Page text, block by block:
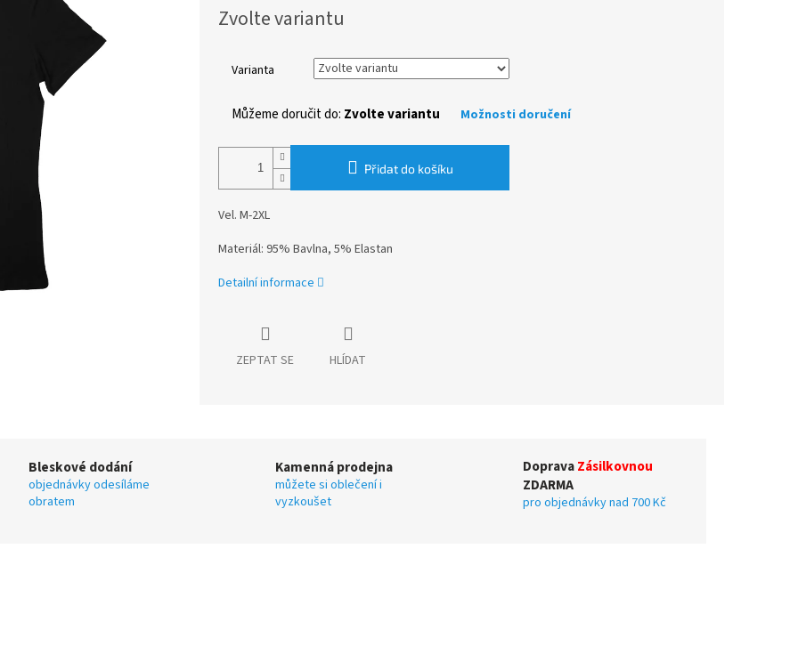
cena:
Zvolte variantu
Varianta
Můžeme doručit do: Zvolte variantu Možnosti doručení
Přidat do košíku
Vel. M-2XL
Materiál: 95% Bavlna, 5% Elastan
Detailní informace
ZEPTAT SE HLÍDAT
Bleskové dodání
objednávky odesíláme
obratem
Kamenná prodejna
můžete si oblečení i
vyzkoušet
DopravaZásilkovnou
ZDARMA
pro objednávky nad 700 Kč